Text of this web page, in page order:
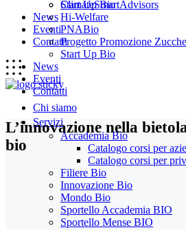
Start Up Bio
News
Eventi
Contatti
Chi siamo
Servizi
Accademia Bio
Catalogo corsi per
Catalogo corsi per
Filiere Bio
Innovazione Bio
Mondo Bio
Sportello Accademia BIO
Sportello Mense BIO
ClimateSmartAdvisors
Hi-Welfare
PNABio
Progetto Promozione
Start Up Bio
News
Eventi
Contatti
L’innovazione nella
bio